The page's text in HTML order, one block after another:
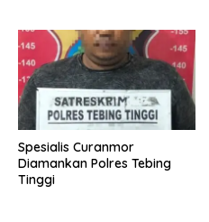
Spesialis Curanmor
Diamankan Polres Tebing
Tinggi